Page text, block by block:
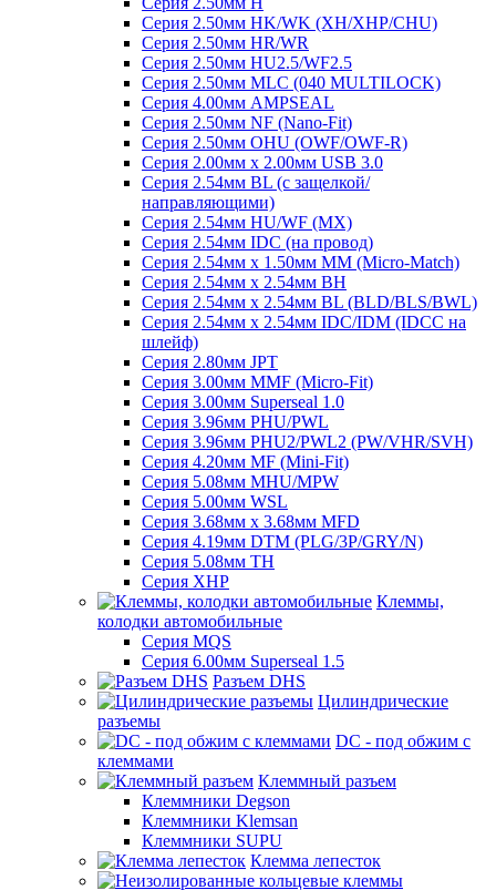
Серия 2.50мм HK/WK (XH/XHP/CHU)
Серия 2.50мм HR/WR
Серия 2.50мм HU2.5/WF2.5
Серия 2.50мм MLC (040 MULTILOCK)
Серия 4.00мм AMPSEAL
Серия 2.50мм NF (Nano-Fit)
Серия 2.50мм OHU (OWF/OWF-R)
Серия 2.00мм x 2.00мм USB 3.0
Серия 2.54мм BL (с защелкой/
направляющими)
Серия 2.54мм HU/WF (MX)
Серия 2.54мм IDC (на провод)
Серия 2.54мм х 1.50мм MM (Micro-Match)
Серия 2.54мм х 2.54мм BH
Серия 2.54мм х 2.54мм BL (BLD/BLS/BWL)
Серия 2.54мм х 2.54мм IDC/IDM (IDCC на
шлейф)
Серия 2.80мм JPT
Серия 3.00мм MMF (Micro-Fit)
Серия 3.00мм Superseal 1.0
Серия 3.96мм PHU/PWL
Серия 3.96мм PHU2/PWL2 (PW/VHR/SVH)
Серия 4.20мм MF (Mini-Fit)
Серия 5.08мм MHU/MPW
Серия 5.00мм WSL
Серия 3.68мм х 3.68мм MFD
Серия 4.19мм DTM (PLG/3P/GRY/N)
Серия 5.08мм TH
Серия XHP
Клеммы,
колодки автомобильные
Серия MQS
Серия 6.00мм Superseal 1.5
Разъем DHS
Цилиндрические
разъемы
DC - под обжим с
клеммами
Клеммный разъем
Клеммники Degson
Клеммники Klemsan
Клеммники SUPU
Клемма лепесток